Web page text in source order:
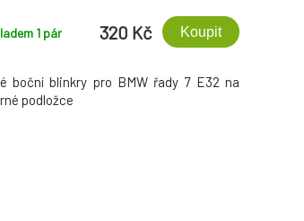
1 pár 320 Kč Koupit
boční blinkry pro BMW řady 7 E32 na
podložce